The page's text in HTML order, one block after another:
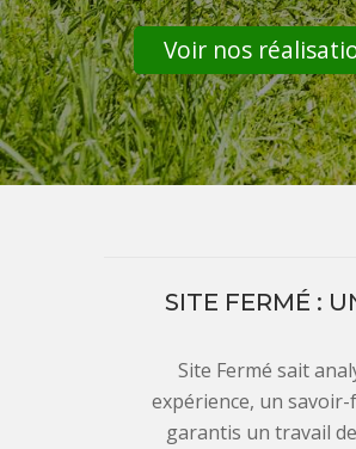
Voir nos
SITE FERMÉ :
Site Fermé sait
expérience, un
garantis un travail